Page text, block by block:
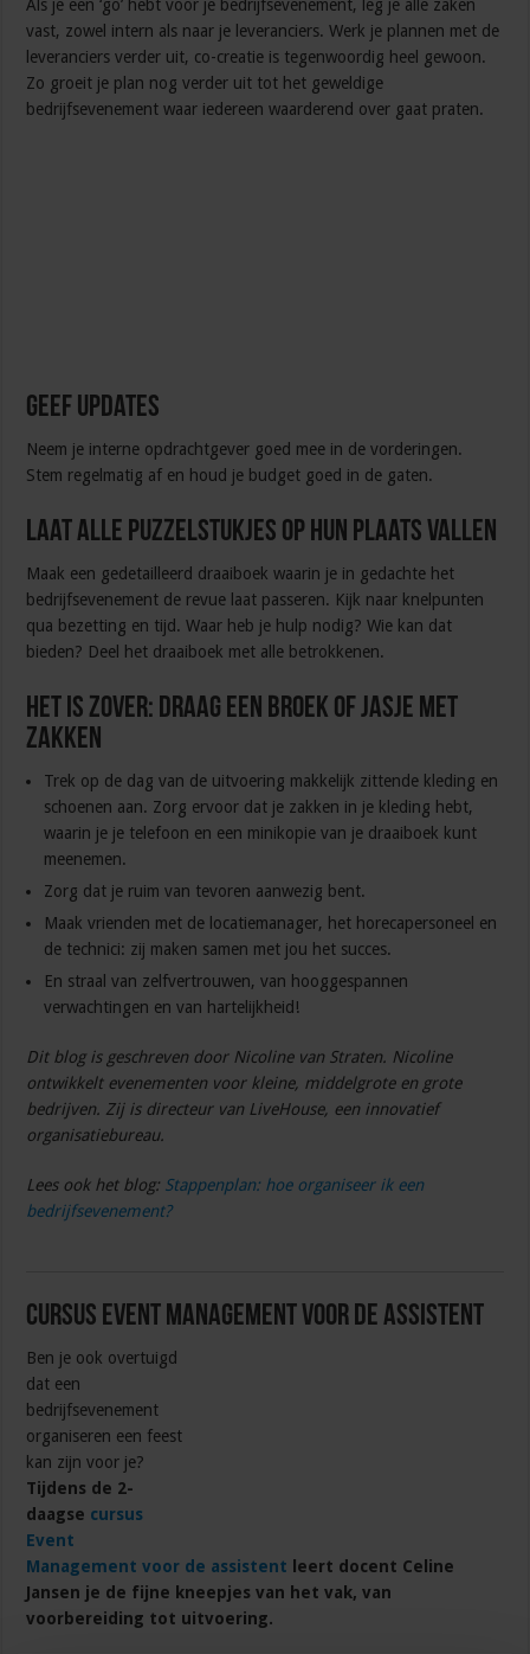
Als je een ‘go’ hebt voor je bedrijfsevenement, leg je alle zaken
vast, zowel intern als naar je leveranciers. Werk je plannen met de
leveranciers verder uit, co-creatie is tegenwoordig heel gewoon.
Zo groeit je plan nog verder uit tot het geweldige
bedrijfsevenement waar iedereen waarderend over gaat praten.
Geef updates
Neem je interne opdrachtgever goed mee in de vorderingen.
Stem regelmatig af en houd je budget goed in de gaten.
Laat alle puzzelstukjes op hun plaats vallen
Maak een gedetailleerd draaiboek waarin je in gedachte het
bedrijfsevenement de revue laat passeren. Kijk naar knelpunten
qua bezetting en tijd. Waar heb je hulp nodig? Wie kan dat
bieden? Deel het draaiboek met alle betrokkenen.
Het is zover: draag een broek of jasje met
zakken
Trek op de dag van de uitvoering makkelijk zittende kleding en
schoenen aan. Zorg ervoor dat je zakken in je kleding hebt,
waarin je je telefoon en een minikopie van je draaiboek kunt
meenemen.
Zorg dat je ruim van tevoren aanwezig bent.
Maak vrienden met de locatiemanager, het horecapersoneel en
de technici: zij maken samen met jou het succes.
En straal van zelfvertrouwen, van hooggespannen
verwachtingen en van hartelijkheid!
Dit blog is geschreven door Nicoline van Straten. Nicoline
ontwikkelt evenementen voor kleine, middelgrote en grote
bedrijven. Zij is directeur van LiveHouse, een innovatief
organisatiebureau.
Lees ook het blog: Stappenplan: hoe organiseer ik een
bedrijfsevenement?
Cursus Event Management voor de assistent
Ben je ook overtuigd
dat een
bedrijfsevenement
organiseren een feest
kan zijn voor je?
Tijdens de 2-
daagse cursus
Event
Management voor de assistent leert docent Celine
Jansen je de fijne kneepjes van het vak, van
voorbereiding tot uitvoering.